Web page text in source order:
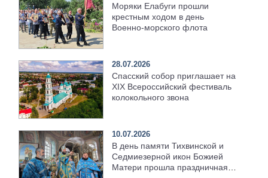
Моряки Елабуги прошли
крестным ходом в день
Военно‑морского флота
28.07.2026
Спасский собор приглашает на
XIX Всероссийский фестиваль
колокольного звона
10.07.2026
В день памяти Тихвинской и
Седмиезерной икон Божией
Матери прошла праздничная